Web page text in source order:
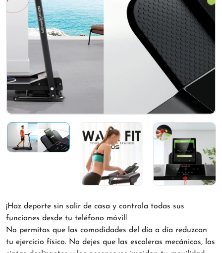
¡Haz deporte sin salir de casa y controla todas sus
funciones desde tu teléfono móvil!
No permitas que las comodidades del día a día reduzcan
tu ejercicio físico. No dejes que las escaleras mecánicas, las